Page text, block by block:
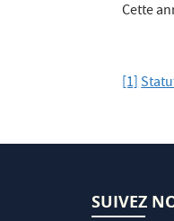
Cette
[1]
SUIVEZ